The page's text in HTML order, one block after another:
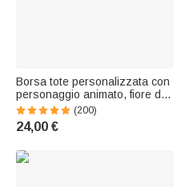
Borsa tote personalizzata con
personaggio animato, fiore di
nascita e nome, in velluto a
coste, grande e capiente -
Regalo di compleanno per
(200)
24,00 €